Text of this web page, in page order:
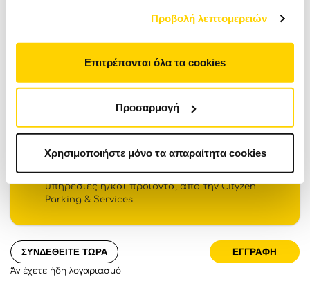
των υπηρεσιών τους. Αν συνεχίσετε να χρησιμοποιείτε
την ιστοσελίδα μας, συναινείτε στη χρήση των cookies
Προβολή λεπτομερειών
Επιτρέπονται όλα τα cookies
Προσαρμογή
Χρησιμοποιήστε μόνο τα απαραίτητα cookies
Referral Code
Γενικούς & Ειδικούς Όρους
Στάθμευσης, Πολιτική Απορρήτου, Όρους &
Επιθυμώ να λαμβάνω ενημερώσεις,
εμπορικές προσφορές και πληροφορίες για
υπηρεσίες ή/και προϊόντα, από την Cityzen
Parking & Services
ΣΥΝΔΕΘΕΙΤΕ ΤΩΡΑ
Άν έχετε ήδη λογαριασμό